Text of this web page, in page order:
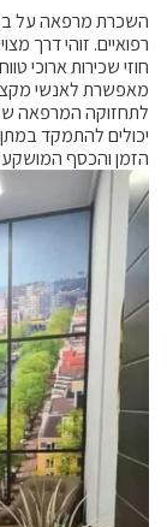
השכרת מרפאה על
רפואיים. זוהי דרך
חוזי שכירות ארוכי
מאפשרת לאנשי
לתחזוקה המרפאה
יכולים להתמקד
הזמן והכסף